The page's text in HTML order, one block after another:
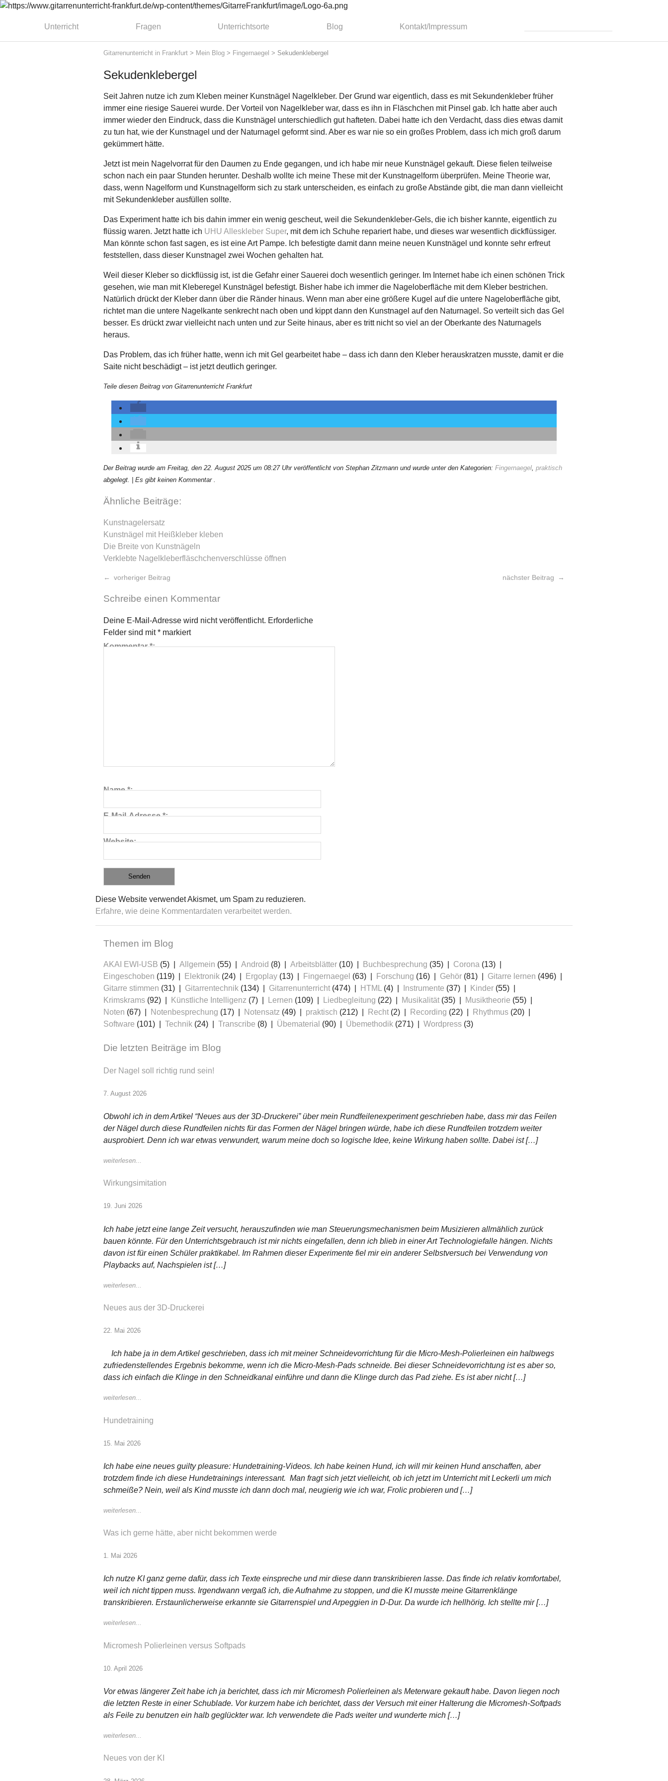
Unterricht Fragen Unterrichtsorte Blog Kontakt/Impressum
Gitarrenunterricht in Frankfurt > Mein Blog > Fingernaegel > Sekudenklebergel
Sekudenklebergel
Seit Jahren nutze ich zum Kleben meiner Kunstnägel Nagelkleber. Der Grund war eigentlich, dass es mit Sekundenkleber früher
immer eine riesige Sauerei wurde. Der Vorteil von Nagelkleber war, dass es ihn in Fläschchen mit Pinsel gab. Ich hatte aber auch
immer wieder den Eindruck, dass die Kunstnägel unterschiedlich gut hafteten. Dabei hatte ich den Verdacht, dass dies etwas damit
zu tun hat, wie der Kunstnagel und der Naturnagel geformt sind. Aber es war nie so ein großes Problem, dass ich mich groß darum
gekümmert hätte.
Jetzt ist mein Nagelvorrat für den Daumen zu Ende gegangen, und ich habe mir neue Kunstnägel gekauft. Diese fielen teilweise
schon nach ein paar Stunden herunter. Deshalb wollte ich meine These mit der Kunstnagelform überprüfen. Meine Theorie war,
dass, wenn Nagelform und Kunstnagelform sich zu stark unterscheiden, es einfach zu große Abstände gibt, die man dann vielleicht
mit Sekundenkleber ausfüllen sollte.
Das Experiment hatte ich bis dahin immer ein wenig gescheut, weil die Sekundenkleber-Gels, die ich bisher kannte, eigentlich zu
flüssig waren. Jetzt hatte ich UHU Alleskleber Super, mit dem ich Schuhe repariert habe, und dieses war wesentlich dickflüssiger.
Man könnte schon fast sagen, es ist eine Art Pampe. Ich befestigte damit dann meine neuen Kunstnägel und konnte sehr erfreut
feststellen, dass dieser Kunstnagel zwei Wochen gehalten hat.
Weil dieser Kleber so dickflüssig ist, ist die Gefahr einer Sauerei doch wesentlich geringer. Im Internet habe ich einen schönen Trick
gesehen, wie man mit Kleberegel Kunstnägel befestigt. Bisher habe ich immer die Nageloberfläche mit dem Kleber bestrichen.
Natürlich drückt der Kleber dann über die Ränder hinaus. Wenn man aber eine größere Kugel auf die untere Nageloberfläche gibt,
richtet man die untere Nagelkante senkrecht nach oben und kippt dann den Kunstnagel auf den Naturnagel. So verteilt sich das Gel
besser. Es drückt zwar vielleicht nach unten und zur Seite hinaus, aber es tritt nicht so viel an der Oberkante des Naturnagels
heraus.
Das Problem, das ich früher hatte, wenn ich mit Gel gearbeitet habe – dass ich dann den Kleber herauskratzen musste, damit er die
Saite nicht beschädigt – ist jetzt deutlich geringer.
Teile diesen Beitrag von Gitarrenunterricht Frankfurt
Der Beitrag wurde am Freitag, den 22. August 2025 um 08:27 Uhr veröffentlicht von Stephan Zitzmann und wurde unter den Kategorien: Fingernaegel, praktisch
abgelegt.
| Es gibt keinen Kommentar .
Ähnliche Beiträge:
Kunstnagelersatz
Kunstnägel mit Heißkleber kleben
Die Breite von Kunstnägeln
Verklebte Nagelkleberfläschchenverschlüsse öffnen
vorheriger Beitrag nächster Beitrag
Schreibe einen Kommentar
Deine E-Mail-Adresse wird nicht veröffentlicht. Erforderliche
Felder sind mit* markiert
Kommentar*
Name*
E-Mail-Adresse*
Website
Diese Website verwendet Akismet, um Spam zu reduzieren.
Erfahre, wie deine Kommentardaten verarbeitet werden.
Themen im Blog
AKAI EWI-USB (5) Allgemein (55) Android (8) Arbeitsblätter (10) Buchbesprechung (35) Corona (13)
Eingeschoben (119) Elektronik (24) Ergoplay (13) Fingernaegel (63) Forschung (16) Gehör (81) Gitarre lernen (496)
Gitarre stimmen (31) Gitarrentechnik (134) Gitarrenunterricht(474) HTML(4) Instrumente (37) Kinder (55)
Krimskrams (92) Künstliche Intelligenz (7) Lernen (109) Liedbegleitung (22) Musikalität(35) Musiktheorie (55)
Noten (67) Notenbesprechung (17) Notensatz (49) praktisch (212) Recht(2) Recording (22) Rhythmus (20)
Software (101) Technik (24) Transcribe (8) Übematerial (90) Übemethodik (271) Wordpress (3)
Die letzten Beiträge im Blog
Der Nagel soll richtig rund sein!
7. August 2026
Obwohl ich in dem Artikel “Neues aus der 3D-Druckerei” über mein Rundfeilenexperiment geschrieben habe, dass mir das Feilen
der Nägel durch diese Rundfeilen nichts für das Formen der Nägel bringen würde, habe ich diese Rundfeilen trotzdem weiter
ausprobiert. Denn ich war etwas verwundert, warum meine doch so logische Idee, keine Wirkung haben sollte. Dabei ist […]
weiterlesen...
Wirkungsimitation
19. Juni 2026
Ich habe jetzt eine lange Zeit versucht, herauszufinden wie man Steuerungsmechanismen beim Musizieren allmählich zurück
bauen könnte. Für den Unterrichtsgebrauch ist mir nichts eingefallen, denn ich blieb in einer Art Technologiefalle hängen. Nichts
davon ist für einen Schüler praktikabel. Im Rahmen dieser Experimente fiel mir ein anderer Selbstversuch bei Verwendung von
Playbacks auf, Nachspielen ist […]
weiterlesen...
Neues aus der 3D-Druckerei
22. Mai 2026
Ich habe ja in dem Artikel geschrieben, dass ich mit meiner Schneidevorrichtung für die Micro-Mesh-Polierleinen ein halbwegs
zufriedenstellendes Ergebnis bekomme, wenn ich die Micro-Mesh-Pads schneide. Bei dieser Schneidevorrichtung ist es aber so,
dass ich einfach die Klinge in den Schneidkanal einführe und dann die Klinge durch das Pad ziehe. Es ist aber nicht […]
weiterlesen...
Hundetraining
15. Mai 2026
Ich habe eine neues guilty pleasure: Hundetraining-Videos. Ich habe keinen Hund, ich will mir keinen Hund anschaffen, aber
trotzdem finde ich diese Hundetrainings interessant. Man fragt sich jetzt vielleicht, ob ich jetzt im Unterricht mit Leckerli um mich
schmeiße? Nein, weil als Kind musste ich dann doch mal, neugierig wie ich war, Frolic probieren und […]
weiterlesen...
Was ich gerne hätte, aber nicht bekommen werde
1. Mai 2026
Ich nutze KI ganz gerne dafür, dass ich Texte einspreche und mir diese dann transkribieren lasse. Das finde ich relativ komfortabel,
weil ich nicht tippen muss. Irgendwann vergaß ich, die Aufnahme zu stoppen, und die KI musste meine Gitarrenklänge
transkribieren. Erstaunlicherweise erkannte sie Gitarrenspiel und Arpeggien in D-Dur. Da wurde ich hellhörig. Ich stellte mir […]
weiterlesen...
Micromesh Polierleinen versus Softpads
10. April 2026
Vor etwas längerer Zeit habe ich ja berichtet, dass ich mir Micromesh Polierleinen als Meterware gekauft habe. Davon liegen noch
die letzten Reste in einer Schublade. Vor kurzem habe ich berichtet, dass der Versuch mit einer Halterung die Micromesh-Softpads
als Feile zu benutzen ein halb geglückter war. Ich verwendete die Pads weiter und wunderte mich […]
weiterlesen...
Neues von der KI